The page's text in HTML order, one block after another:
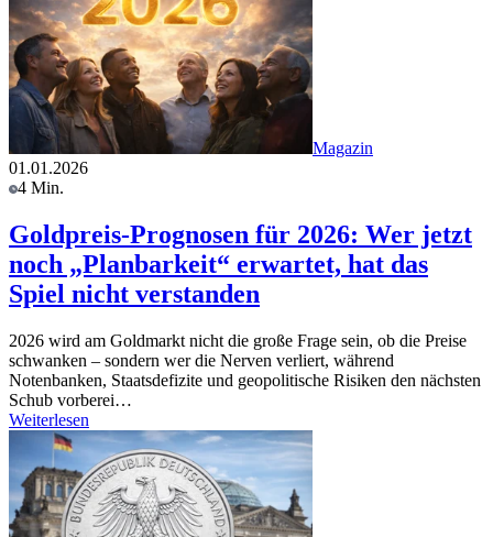
Magazin
01.01.2026
4 Min.
Goldpreis-Prognosen für 2026: Wer jetzt
noch „Planbarkeit“ erwartet, hat das
Spiel nicht verstanden
2026 wird am Goldmarkt nicht die große Frage sein, ob die Preise
schwanken – sondern wer die Nerven verliert, während
Notenbanken, Staatsdefizite und geopolitische Risiken den nächsten
Schub vorberei…
Weiterlesen